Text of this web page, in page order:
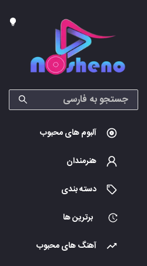
آلبوم های محبوب
هنرمندان
دسته بندی
برترین ها
آهنگ های محبوب